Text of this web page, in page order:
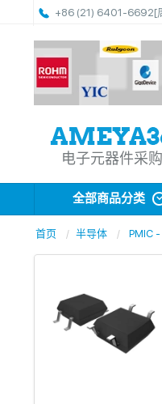
+86 (21) 6401-6692[
电子元器件采
全部商品分类
首页 半导体 PMIC